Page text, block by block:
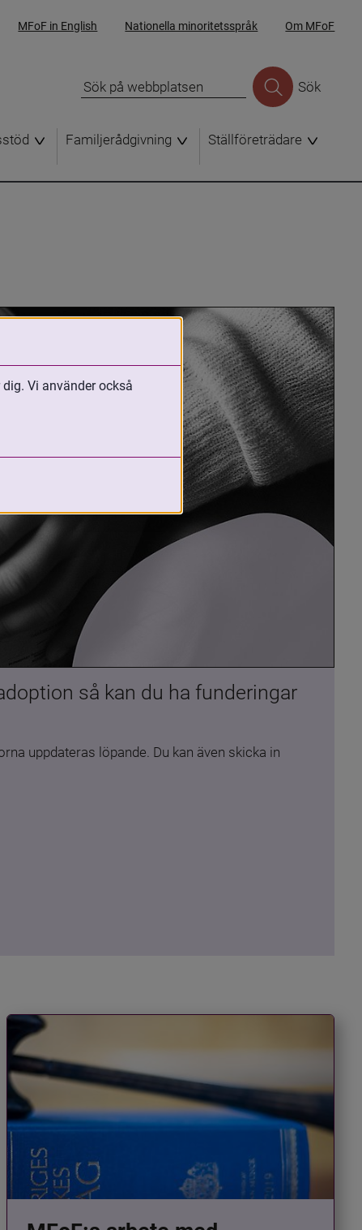
MFoF in English Nationella minoritetsspråk Om MFoF
Sök
Familjerådgivning Ställföreträdare
så kan du ha funderingar
uppdateras löpande. Du kan även skicka in
Vi använder också